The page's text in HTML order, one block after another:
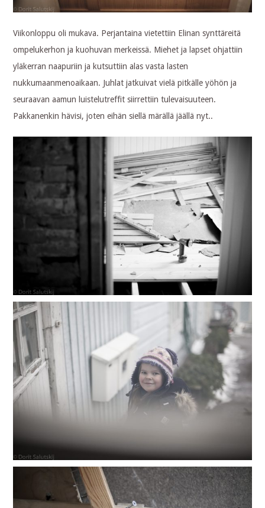
Viikonloppu oli mukava. Perjantaina vietettiin Elinan synttäreitä
ompelukerhon ja kuohuvan merkeissä. Miehet ja lapset ohjattiin
yläkerran naapuriin ja kutsuttiin alas vasta lasten
nukkumaanmenoaikaan. Juhlat jatkuivat vielä pitkälle yöhön ja
seuraavan aamun luistelutreffit siirrettiin tulevaisuuteen.
Pakkanenkin hävisi, joten eihän siellä märällä jäällä nyt..